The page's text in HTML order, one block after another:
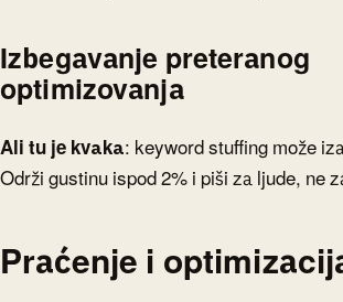
Izbegavanje preteranog
optimizovanja
Ali tu je kvaka: keyword stuffing može
Održi gustinu ispod 2% i piši za ljude, ne
Praćenje i